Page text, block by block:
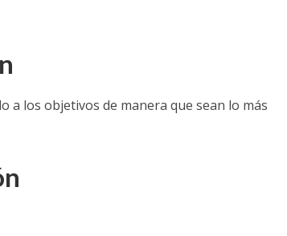
a los objetivos de manera que sean lo más